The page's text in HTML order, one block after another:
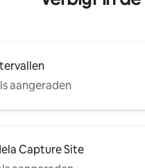
Allemaal met
aangeraden
Capture Site